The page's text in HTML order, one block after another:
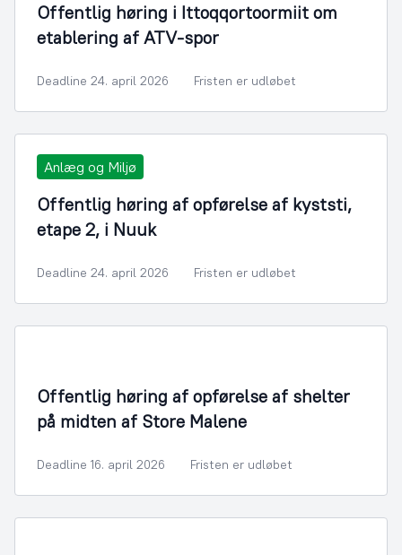
Offentlig høring i Ittoqqortoormiit om
etablering af ATV-spor
Deadline 24. april 2026 Fristen er udløbet
Anlæg og Miljø
Offentlig høring af opførelse af kyststi,
etape 2, i Nuuk
Deadline 24. april 2026 Fristen er udløbet
Offentlig høring af opførelse af shelter
på midten af Store Malene
Deadline 16. april 2026 Fristen er udløbet